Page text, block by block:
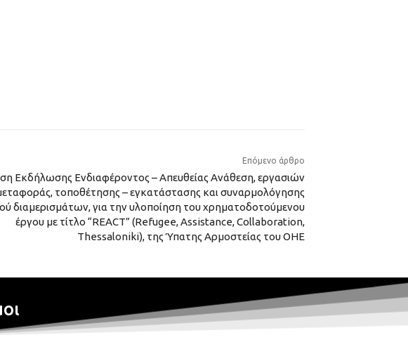
Επόμενο άρθρο
Εκδήλωσης Ενδιαφέροντος – Απευθείας Ανάθεση, εργασιών
τοποθέτησης – εγκατάστασης και συναρμολόγησης
διαμερισμάτων, για την υλοποίηση του χρηματοδοτούμενου
έργου με τίτλο “REACT” (Refugee, Assistance, Collaboration,
Thessaloniki), της Ύπατης Αρμοστείας του ΟΗΕ